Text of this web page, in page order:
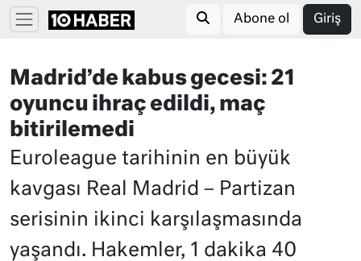
Abone ol Giriş
Madrid’de kabus gecesi: 21
oyuncu ihraç edildi, maç
bitirilemedi
Euroleague tarihinin en büyük
kavgası Real Madrid – Partizan
serisinin ikinci karşılaşmasında
yaşandı. Hakemler, 1 dakika 40